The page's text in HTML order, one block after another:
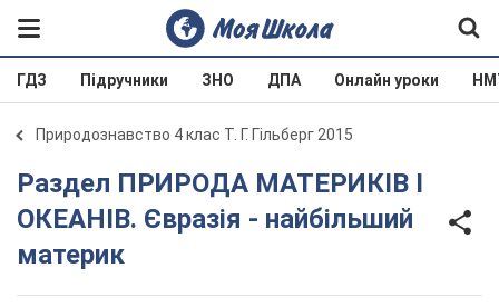
ГДЗ Підручники ЗНО ДПА Онлайн уроки
Природознавство 4 клас Т. Г. Гільберг 2015
Раздел ПРИРОДА МАТЕРИКIВ I
ОКЕАНIВ. Євразія - найбільший
материк